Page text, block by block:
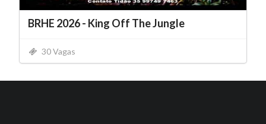
BRHE 2026 - King Off The Jungle
30 Vagas